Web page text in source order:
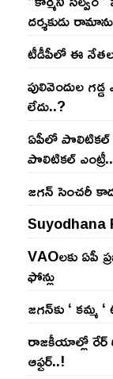
దర్శకుడు
టీడీపీలో ఈ
పులివెందుల
లేదు..?
ఏపీలో పొలిటిక‌ల్
పొలిటికల్
జ‌గ‌న్ సెంచ‌రీ
Suyodhana
VAOల‌కు ఏపీ
ఫోన్లు
జ‌గ‌న్‌కు ‘ క‌మ్మ
రాజ‌కీయాల్లో రేర్
ఆఫ్ట‌ర్‌..!